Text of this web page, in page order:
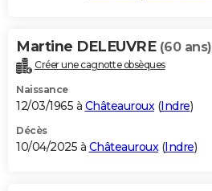
Carte de Noël
Carte Bonne année
Carte Saint-Valentin
Carte Pâques
Carte d'anniversaire
DICTIONNAIRE
Dictionnaire
Biographies
Citations
Expressions
Proverbes
PROGRAMME TV
S'inscrire
Se connecter
Lycées
Collèges
Primaires
Universités
Entreprises
Service militaire
Avis de recherche
AVIS DE DÉCÈS
Martine DELEUVRE (60 ans)
Créer une cagnotte obsèques
Naissance
12/03/1965 à Châteauroux(Indre)
Décès
10/04/2025 à Châteauroux(Indre)